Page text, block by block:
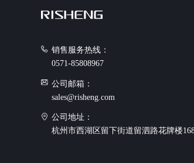
销售服务热线：
0571-85808967
公司邮箱：
sales@risheng.com
公司地址：
杭州市西湖区留下街道留泗路花牌楼